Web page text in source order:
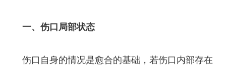
一、伤口局部状态
伤口自身的情况是愈合的基础，若伤口内部存在